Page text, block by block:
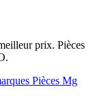
prix. Pièces
Pièces Mg